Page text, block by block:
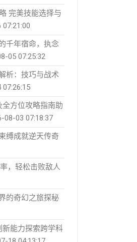
完美技能选择与
千年宿命，执念
05 07:25:32
析：技巧与战术
方位攻略指南助
08-03 07:18:37
缚成就逆天传奇
，轻松击败敌人
的奇幻之旅探秘
新能力探索跨学科